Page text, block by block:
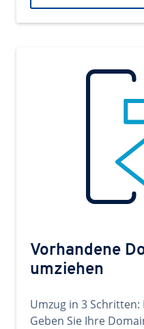
Vorhandene
umziehen
Umzug in 3 Schritten:
Geben Sie Ihre